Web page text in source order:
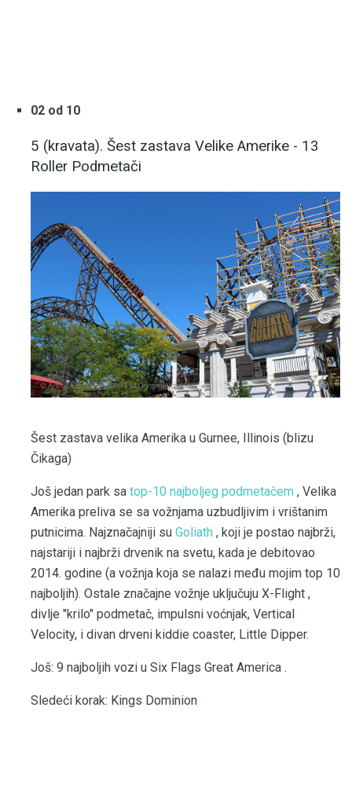
02 od 10
5 (kravata). Šest zastava Velike Amerike - 13
Roller Podmetači
Šest zastava velika Amerika u Gurnee, Illinois (blizu
Čikaga)
Još jedan park sa top-10 najboljeg podmetačem , Velika
Amerika preliva se sa vožnjama uzbudljivim i vrištanim
putnicima. Najznačajniji su Goliath , koji je postao najbrži,
najstariji i najbrži drvenik na svetu, kada je debitovao
2014. godine (a vožnja koja se nalazi među mojim top 10
najboljih). Ostale značajne vožnje uključuju X-Flight ,
divlje "krilo" podmetač, impulsni voćnjak, Vertical
Velocity, i divan drveni kiddie coaster, Little Dipper.
Još: 9 najboljih vozi u Six Flags Great America .
Sledeći korak: Kings Dominion